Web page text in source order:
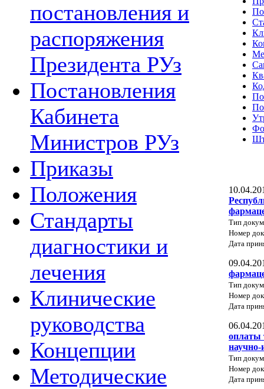
постановления и
распоряжения
Президента РУз
Постановления
Кабинета
Министров РУз
Приказы
Положения
Стандарты
диагностики и
лечения
Клинические
руководства
Концепции
Методические
Тип
Номер
Дата
Тип
Номер
Дата
оплаты
научно-
Тип
Номер
Дата